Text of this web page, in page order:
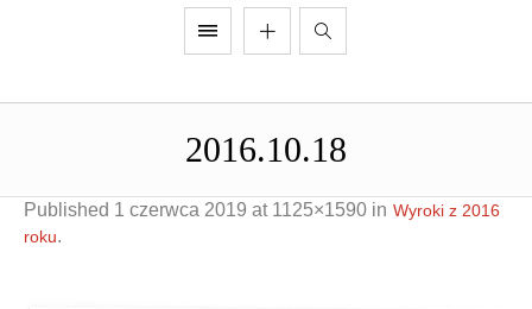
2016.10.18
Published 1 czerwca 2019 at 1125×1590 in Wyroki z 2016
roku.